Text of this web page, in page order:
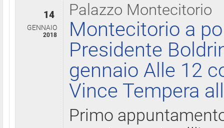
Palazzo Montecitorio
14
GENNAIO
2018
Montecitorio a
Presidente
gennaio Alle 12
Vince Tempera
Primo